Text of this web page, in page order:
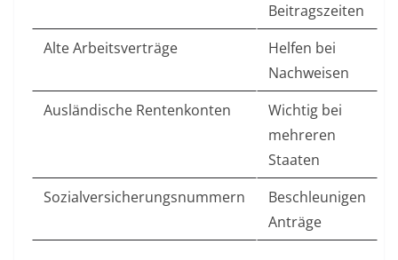
Beitragszeiten
Alte Arbeitsverträge
Helfen bei
Nachweisen
Ausländische Rentenkonten
Wichtig bei
mehreren
Staaten
Sozialversicherungsnummern
Beschleunigen
Anträge